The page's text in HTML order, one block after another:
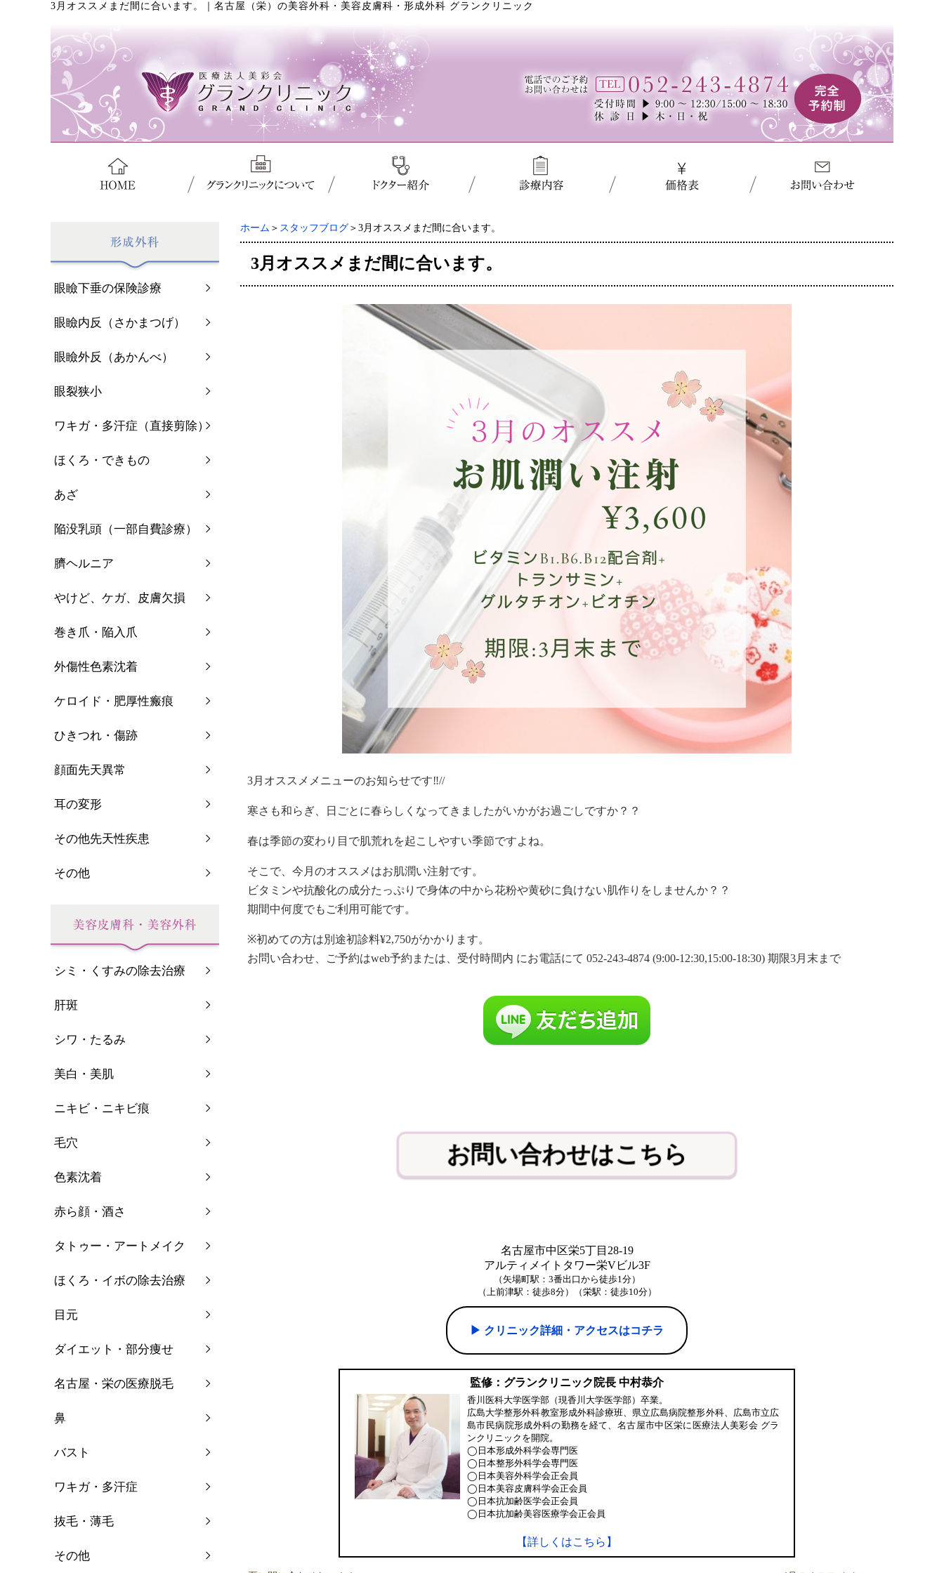
3月オススメまだ間に合います。 名古屋（栄）の美容外科・美容皮膚科・形成外科 グランクリニック
ホーム ＞ スタッフブログ ＞3月オススメまだ間に合います。
3月オススメまだ間に合います。
3月オススメメニューのお知らせです‼︎//
寒さも和らぎ、日ごとに春らしくなってきましたがいかがお過ごしですか？？
春は季節の変わり目で肌荒れを起こしやすい季節ですよね。
そこで、今月のオススメはお肌潤い注射です。
ビタミンや抗酸化の成分たっぷりで身体の中から花粉や黄砂に負けない肌作りをしませんか？？
期間中何度でもご利用可能です。
※初めての方は別途初診料¥2,750がかかります。
お問い合わせ、ご予約はweb予約または、受付時間内 にお電話にて 052-243-4874 (9:00-12:30,15:00-18:30) 期限3月末まで
お問い合わせはこちら
名古屋市中区栄5丁目28-19
アルティメイトタワー栄Vビル3F
（矢場町駅：3番出口から徒歩1分）
（上前津駅：徒歩8分）（栄駅：徒歩10分）
▶︎ クリニック詳細・アクセスはコチラ
監修：グランクリニック院長 中村恭介
香川医科大学医学部（現香川大学医学部）卒業。
広島大学整形外科教室形成外科診療班、県立広島病院整形外科、広島市立広
島市民病院形成外科の勤務を経て、名古屋市中区栄に医療法人美彩会 グラ
ンクリニックを開院。
◯日本形成外科学会専門医
◯日本整形外科学会専門医
◯日本美容外科学会正会員
◯日本美容皮膚科学会正会員
◯日本抗加齢医学会正会員
◯日本抗加齢美容医療学会正会員
【詳しくはこちら】
眼瞼下垂の保険診療
眼瞼内反（さかまつげ）
眼瞼外反（あかんべ）
眼裂狭小
ワキガ・多汗症（直接剪除）
ほくろ・できもの
あざ
陥没乳頭（一部自費診療）
臍ヘルニア
やけど、ケガ、皮膚欠損
巻き爪・陥入爪
外傷性色素沈着
ケロイド・肥厚性瘢痕
ひきつれ・傷跡
顔面先天異常
耳の変形
その他先天性疾患
その他
シミ・くすみの除去治療
肝斑
シワ・たるみ
美白・美肌
ニキビ・ニキビ痕
毛穴
色素沈着
赤ら顔・酒さ
タトゥー・アートメイク
ほくろ・イボの除去治療
目元
ダイエット・部分痩せ
名古屋・栄の医療脱毛
鼻
バスト
ワキガ・多汗症
抜毛・薄毛
その他